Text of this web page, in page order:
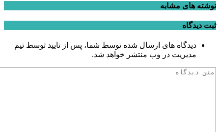
نوشته های مشابه
ثبت دیدگاه
دیدگاه های ارسال شده توسط شما، پس از تایید توسط تیم
مدیریت در وب منتشر خواهد شد.